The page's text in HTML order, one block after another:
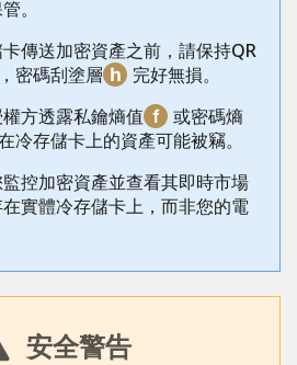
。
傳送加密資產之前，請保持QR
密碼刮塗層
完好無損。
方透露私鑰熵值
或密碼熵
冷存儲卡上的資產可能被竊。
控加密資產並查看其即時市場
實體冷存儲卡上，而非您的電
安全警告